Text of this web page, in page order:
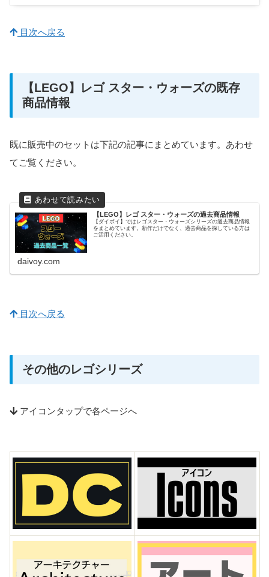
目次へ戻る
【LEGO】レゴ スター・ウォーズの既存
商品情報
既に販売中のセットは下記の記事にまとめています。あわせ
てご覧ください。
【LEGO】レゴ スター・ウォーズの過去商品情報
【ダイボイ】ではレゴスター・ウォーズシリーズの過去商品情報
をまとめています。新作だけでなく、過去商品を探している方は
ご活用ください。
daivoy.com
目次へ戻る
その他のレゴシリーズ
アイコンタップで各ページへ